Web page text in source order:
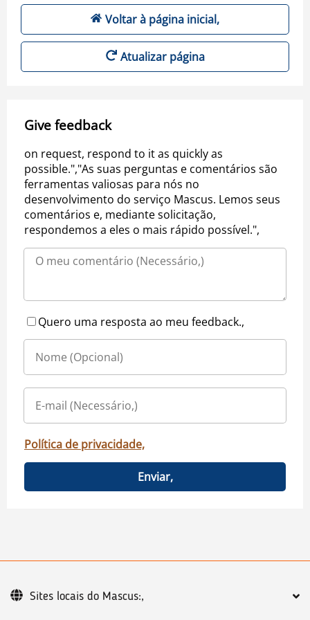
Voltar à página inicial,
Atualizar página
Give feedback
on request, respond to it as quickly as
possible.","As suas perguntas e comentários são
ferramentas valiosas para nós no
desenvolvimento do serviço Mascus. Lemos seus
comentários e, mediante solicitação,
respondemos a eles o mais rápido possível.",
Quero uma resposta ao meu feedback.,
Política de privacidade,
Enviar,
Sites locais do Mascus:,